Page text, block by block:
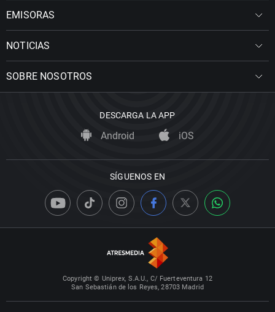
EMISORAS
NOTICIAS
SOBRE NOSOTROS
DESCARGA LA APP
Android iOS
SÍGUENOS EN
Copyright © Uniprex, S.A.U., C/ Fuerteventura 12
San Sebastián de los Reyes, 28703 Madrid